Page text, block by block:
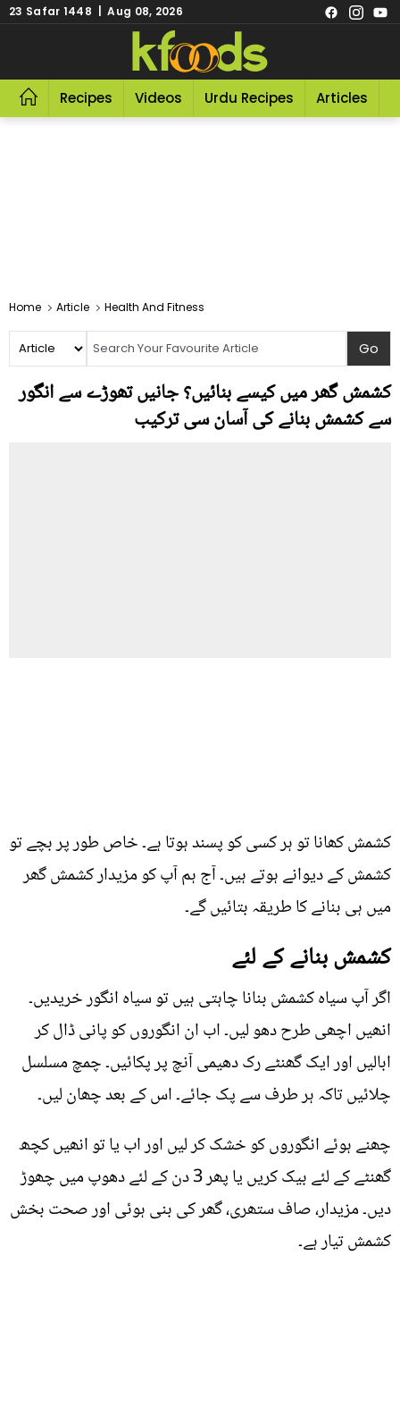
23 Safar 1448 | Aug 08, 2026
Recipes Videos Urdu Recipes Articles
Home Article Health And Fitness
کشمش گھر میں کیسے بنائیں؟ جانیں تھوڑے سے انگور
سے کشمش بنانے کی آسان سی ترکیب
کشمش کھانا تو ہر کسی کو پسند ہوتا ہے۔ خاص طور پر بچے تو
کشمش کے دیوانے ہوتے ہیں۔ آج ہم آپ کو مزیدار کشمش گھر
میں ہی بنانے کا طریقہ بتائیں گے۔
کشمش بنانے کے لئے
اگر آپ سیاہ کشمش بنانا چاہتی ہیں تو سیاہ انگور خریدیں۔
انھیں اچھی طرح دھو لیں۔ اب ان انگوروں کو پانی ڈال کر
ابالیں اور ایک گھنٹے رک دھیمی آنچ پر پکائیں۔ چمچ مسلسل
چلائیں تاکہ ہر طرف سے پک جائے۔ اس کے بعد چھان لیں۔
چھنے ہوئے انگوروں کو خشک کر لیں اور اب یا تو انھیں کچھ
گھنٹے کے لئے بیک کریں یا پھر 3 دن کے لئے دھوپ میں چھوڑ
دیں۔ مزیدار، صاف ستھری، گھر کی بنی ہوئی اور صحت بخش
کشمش تیار ہے۔